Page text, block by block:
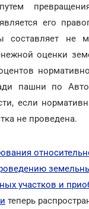
его
составляет не
оценки
пашни по
если
не проведена.
участков и
теперь